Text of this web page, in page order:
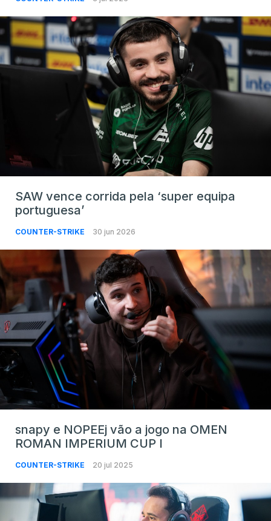
SAW vence corrida pela ‘super equipa
portuguesa’
COUNTER-STRIKE 30 jun 2026
snapy e NOPEEj vão a jogo na OMEN
ROMAN IMPERIUM CUP I
COUNTER-STRIKE 20 jul 2025